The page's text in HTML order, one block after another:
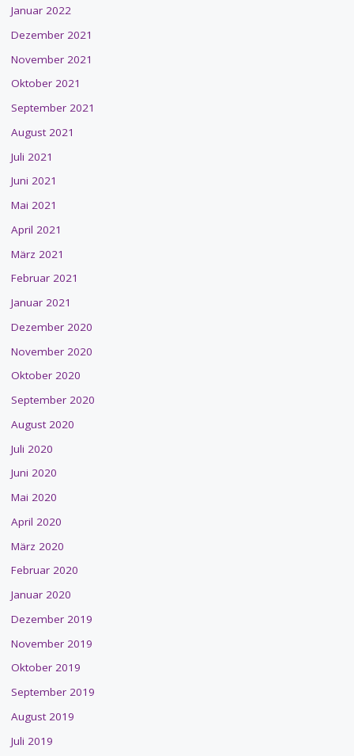
Januar 2022
Dezember 2021
November 2021
Oktober 2021
September 2021
August 2021
Juli 2021
Juni 2021
Mai 2021
April 2021
März 2021
Februar 2021
Januar 2021
Dezember 2020
November 2020
Oktober 2020
September 2020
August 2020
Juli 2020
Juni 2020
Mai 2020
April 2020
März 2020
Februar 2020
Januar 2020
Dezember 2019
November 2019
Oktober 2019
September 2019
August 2019
Juli 2019